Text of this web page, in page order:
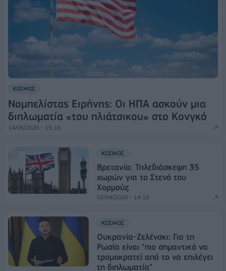
ΚΟΣΜΟΣ
Νομπελίστας Ειρήνης: Οι ΗΠΑ ασκούν μια
διπλωματία «του πλιάτσικου» στo Κονγκό
14/05/2026 - 15:16
ΚΟΣΜΟΣ
Βρετανία: Τηλεδιάσκεψη 35
χωρών για το Στενό του
Χορμούζ
02/04/2026 - 14:16
ΚΟΣΜΟΣ
Ουκρανία-Ζελένσκι: Για τη
Ρωσία είναι "πιο σημαντικό να
τρομοκρατεί από το να επιλέγει
τη διπλωματία"